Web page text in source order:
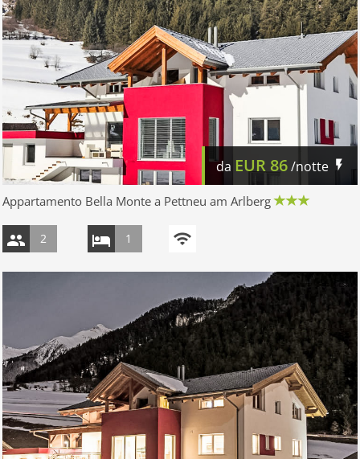
da EUR86/notte
Appartamento Bella Monte a Pettneu am Arlberg
2 1